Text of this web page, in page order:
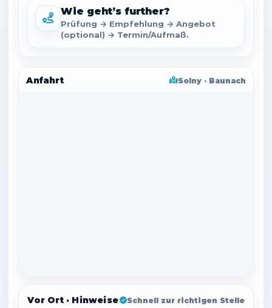
Wie geht’s further?
Prüfung → Empfehlung → Angebot
(optional) → Termin/Aufmaß.
Anfahrt Solny · Baunach
Vor Ort · Hinweise Schnell zur richtigen Stelle